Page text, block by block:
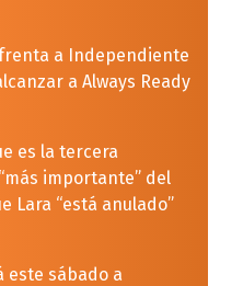
a Independiente
a Always Ready
es la tercera
importante” del
Lara “está anulado”
este sábado a